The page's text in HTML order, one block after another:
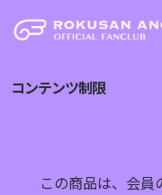
コンテンツ制限
この商品は、会員